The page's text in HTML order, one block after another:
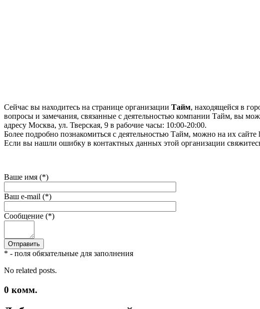
Сейчас вы находитесь на странице организации Тайм, находящейся в
вопросы и замечания, связанные с деятельностью компании Тайм, вы
адресу Москва, ул. Тверская, 9 в рабочие часы: 10:00-20:00.
Более подробно познакомиться с деятельностью Тайм, можно на их сайте
Если вы нашли ошибку в контактных данных этой организации
Ваше имя (*)
Ваш e-mail (*)
Сообщение (*)
* - поля обязательные для заполнения
No related posts.
0 комм.